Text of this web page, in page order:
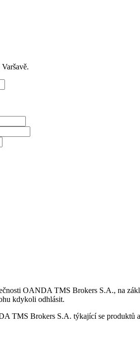
OANDA TMS Brokers S.A., na
kdykoli odhlásit.
TMS Brokers S.A. týkající se produktů